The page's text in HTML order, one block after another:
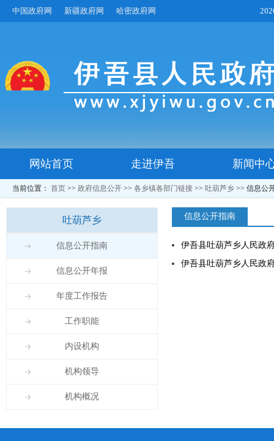
中国政府网 新疆政府网 哈密政府网
网站首页 走进伊吾 新闻中
当前位置： 首页 >> 政府信息公开 >> 各乡镇各部门链接 >> 吐葫芦乡 >> 信息公
吐葫芦乡
信息公开指南
信息公开年报
年度工作报告
工作职能
内设机构
机构领导
机构概况
信息公开指南
伊吾县吐葫芦乡人民政
伊吾县吐葫芦乡人民政